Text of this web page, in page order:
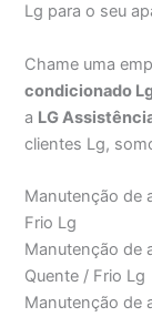
Lg para o seu
Chame uma
condicionado
a LG
clientes Lg,
Manutenção de
Frio Lg
Manutenção de
Quente / Frio Lg
Manutenção de